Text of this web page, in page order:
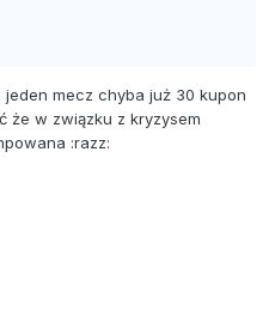
jeden mecz chyba już 30 kupon
że w związku z kryzysem
:razz: